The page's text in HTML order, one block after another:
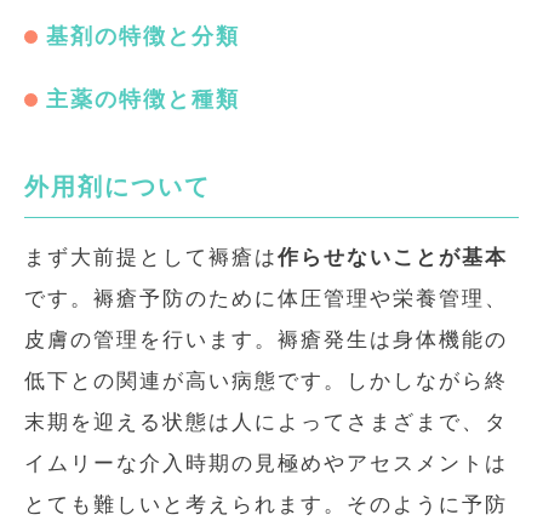
基剤の特徴と分類
主薬の特徴と種類
外用剤について
まず大前提として褥瘡は作らせないことが基本
です。褥瘡予防のために体圧管理や栄養管理、
皮膚の管理を行います。褥瘡発生は身体機能の
低下との関連が高い病態です。しかしながら終
末期を迎える状態は人によってさまざまで、タ
イムリーな介入時期の見極めやアセスメントは
とても難しいと考えられます。そのように予防